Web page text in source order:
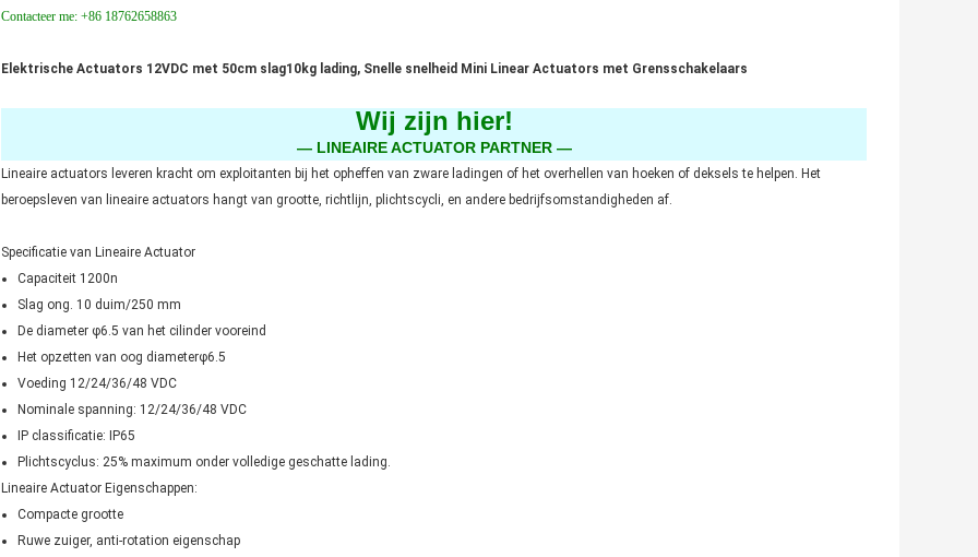
Contacteer me: +86 18762658863
Elektrische Actuators 12VDC met 50cm slag10kg lading, Snelle snelheid Mini Linear Actuators met Grensschakelaars
Wij zijn hier!
— LINEAIRE ACTUATOR PARTNER —
Lineaire actuators leveren kracht om exploitanten bij het opheffen van zware ladingen of het overhellen van hoeken of deksels te helpen. Het
beroepsleven van lineaire actuators hangt van grootte, richtlijn, plichtscycli, en andere bedrijfsomstandigheden af.
Specificatie van Lineaire Actuator
Capaciteit 1200n
Slag ong. 10 duim/250 mm
De diameter φ6.5 van het cilinder vooreind
Het opzetten van oog diameterφ6.5
Voeding 12/24/36/48 VDC
Nominale spanning: 12/24/36/48 VDC
IP classificatie: IP65
Plichtscyclus: 25% maximum onder volledige geschatte lading.
Lineaire Actuator Eigenschappen:
Compacte grootte
Ruwe zuiger, anti-rotation eigenschap